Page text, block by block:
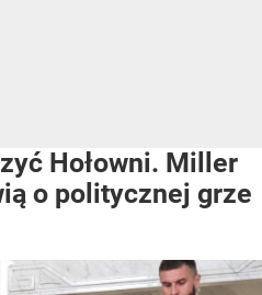
Hołowni. Miller
o politycznej grze